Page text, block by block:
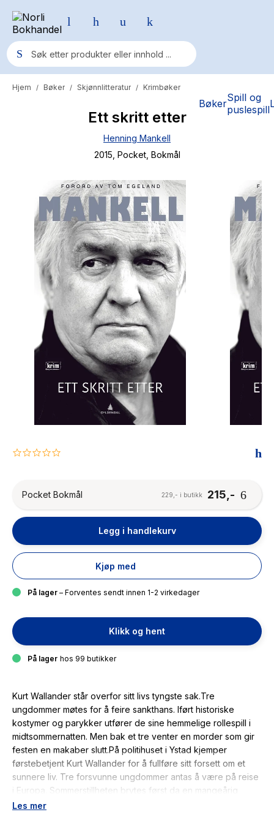
BøkerSpill og
puslespill
Populære søk
Fury Bound - Sable Sorensen
Yesteryear
Elizabeth Strout
Hitster
Hypopressiv trening
The Housemaid
Hjem / Bøker / Skjønnlitteratur / Krimbøker
Ett skritt etter
Henning Mankell
2015 , Pocket, Bokmål
0.0
Pocket Bokmål
215,-
229,- i butikk
Legg i handlekurv
Kjøp med
På lager – Forventes sendt innen 1-2 virkedager
Klikk og hent
På lager hos 99 butikker
Kurt Wallander står overfor sitt livs tyngste sak.Tre
ungdommer møtes for å feire sankthans. Iført historiske
kostymer og parykker utfører de sine hemmelige rollespill i
midtsommernatten. Men bak et tre venter en morder som gir
festen en makaber slutt.På politihuset i Ystad kjemper
førstebetjent Kurt Wallander for å fullføre sitt forsett om et
sunnere liv. Tre forsvunne ungdommer antas å være på reise
i Europa. Sommerstillheten brytes først da en mangeårig
kollega blir myrdet. I leiligheten hans finner Kurt Wallander et
Les mer